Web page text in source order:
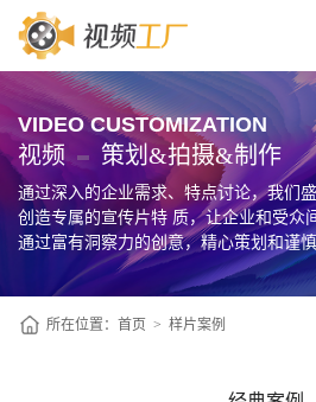
VIDEO CUSTOMIZATION
视频 策划&拍摄&制作
通过深入的企业需求、特点讨论，我们
创造专属的宣传片特 质，让企业和受众
通过富有洞察力的创意，精心策划和谨
品在大众视野里提高认知度，促使目标
户。
所在位置： 首页 > 样片案例